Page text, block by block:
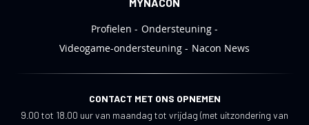
Profielen
Ondersteuning
Videogame-ondersteuning
Nacon News
CONTACT MET ONS OPNEMEN
9.00 tot 18.00 uur van maandag tot vrijdag (met uitzondering van